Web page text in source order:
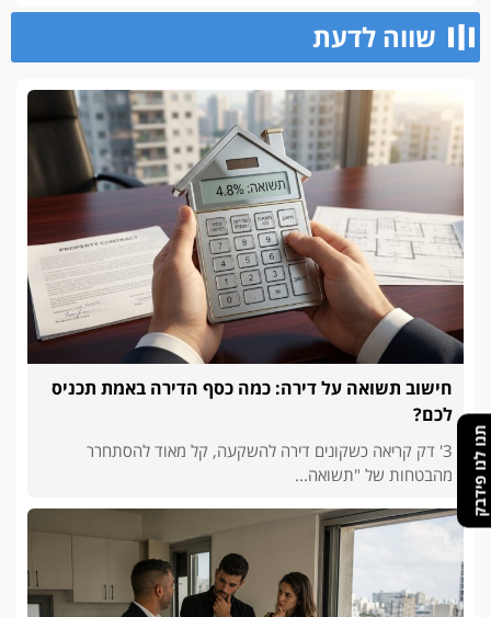
תנו לנו פידבק
שווה לדעת
חישוב תשואה על דירה: כמה כסף הדירה באמת תכניס
לכם?
3' דק קריאה כשקונים דירה להשקעה, קל מאוד להסתחרר
מהבטחות של "תשואה...